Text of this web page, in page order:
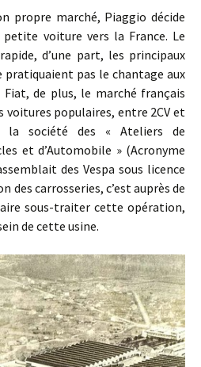
marché, Piaggio décide
voiture vers la France. Le
d’une part, les principaux
pas le chantage aux
Fiat, de plus, le marché français
populaires, entre 2CV et
la société des « Ateliers de
et d’Automobile » (Acronyme
des Vespa sous licence
des carrosseries, c’est auprès de
faire sous-traiter cette opération,
de cette usine.